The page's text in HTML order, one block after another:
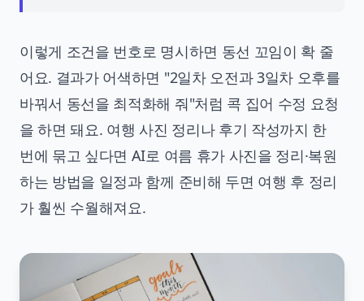
이렇게 조건을 번호로 명시하면 동선 꼬임이 확 줄
어요. 결과가 어색하면 "2일차 오전과 3일차 오후를
바꿔서 동선을 최적화해 줘"처럼 콕 집어 수정 요청
을 하면 돼요. 여행 사진 정리나 후기 작성까지 한
번에 묶고 싶다면 AI로 여름 휴가 사진을 정리·복원
하는 방법을 일정과 함께 준비해 두면 여행 후 정리
가 훨씬 수월해져요.